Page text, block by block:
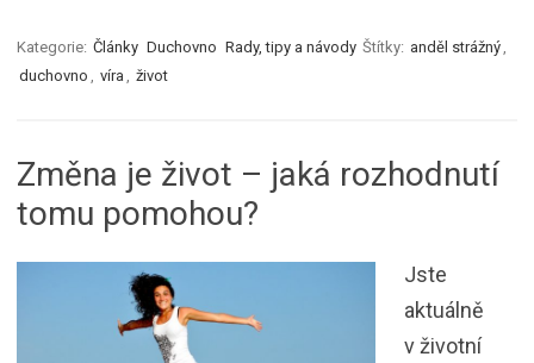
Kategorie: Články Duchovno Rady, tipy a návody Štítky: anděl strážný
duchovno
víra život
Změna je život – jaká rozhodnutí
tomu pomohou?
Jste
aktuálně
v životní